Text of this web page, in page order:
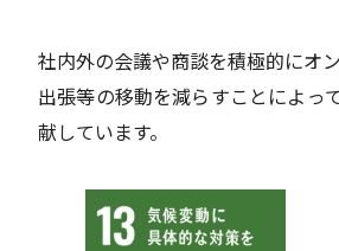
社内外の会議や商談を積極的にオ
出張等の移動を減らすことによっ
献しています。